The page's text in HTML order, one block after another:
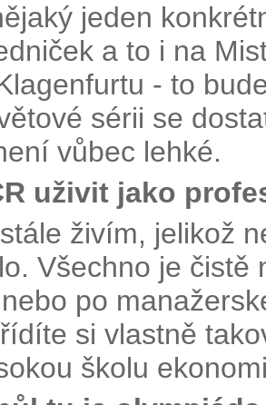
jeden
a to i na
- to
sérii se
vůbec lehké.
uživit jako
živím, jelikož
Všechno je
po
si vlastně
školu